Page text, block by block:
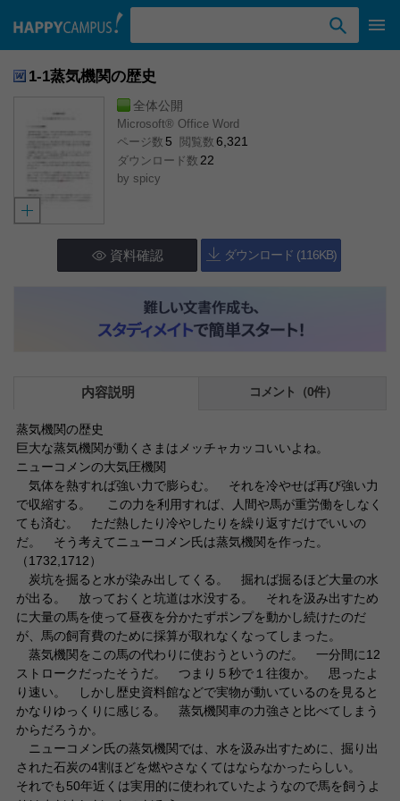
1-1蒸気機関の歴史
全体公開
Microsoft® Office Word
ページ数 5 閲覧数 6,321
ダウンロード数 22
by spicy
資料確認 ダウンロード (116KB)
内容説明 コメント（0件）
蒸気機関の歴史
巨大な蒸気機関が動くさまはメッチャカッコいいよね。
ニューコメンの大気圧機関
気体を熱すれば強い力で膨らむ。 それを冷やせば再び強い力
で収縮する。 この力を利用すれば、人間や馬が重労働をしなく
ても済む。 ただ熱したり冷やしたりを繰り返すだけでいいの
だ。 そう考えてニューコメン氏は蒸気機関を作った。
（1732,1712）
炭坑を掘ると水が染み出してくる。 掘れば掘るほど大量の水
が出る。 放っておくと坑道は水没する。 それを汲み出すため
に大量の馬を使って昼夜を分かたずポンプを動かし続けたのだ
が、馬の飼育費のために採算が取れなくなってしまった。
蒸気機関をこの馬の代わりに使おうというのだ。 一分間に12
ストロークだったそうだ。 つまり５秒で１往復か。 思ったよ
り速い。 しかし歴史資料館などで実物が動いているのを見ると
かなりゆっくりに感じる。 蒸気機関車の力強さと比べてしまう
からだろうか。
ニューコメン氏の蒸気機関では、水を汲み出すために、掘り出
された石炭の4割ほどを燃やさなくてはならなかったらしい。
それでも50年近くは実用的に使われていたようなので馬を飼うよ